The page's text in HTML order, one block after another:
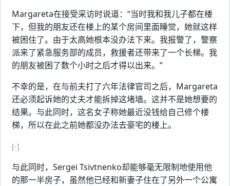
Margareta在接受采访时说道：“当时我和我儿子都在楼
下，但我的朋友还在楼上的某个房间里面睡觉，她就这样
被困住了。由于太高她根本没办法下来。我报警了，警察
派来了紧急服务部的成员，救援者还带来了一个长梯。我
的朋友被困了数个小时之后才得以出来。”
不幸的是，在与前夫打了六年法律官司之后，Margareta
还必须起诉她的丈夫才能拆掉这堵墙。这并不是她想要的
结果。与此同时，这名女子称她最近没钱给自己修个楼
梯，所以在此之前她都没办法去豪宅的楼上。
[-]
与此同时，Sergei Tsivtnenko却能够毫无限制地使用他
的那一半房子，虽然他已经和新妻子住在了另外一个公寓